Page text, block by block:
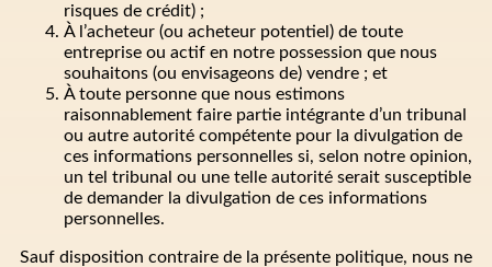
risques de crédit) ;
À l’acheteur (ou acheteur potentiel) de toute
entreprise ou actif en notre possession que nous
souhaitons (ou envisageons de) vendre ; et
À toute personne que nous estimons
raisonnablement faire partie intégrante d’un tribunal
ou autre autorité compétente pour la divulgation de
ces informations personnelles si, selon notre opinion,
un tel tribunal ou une telle autorité serait susceptible
de demander la divulgation de ces informations
personnelles.
Sauf disposition contraire de la présente politique, nous ne